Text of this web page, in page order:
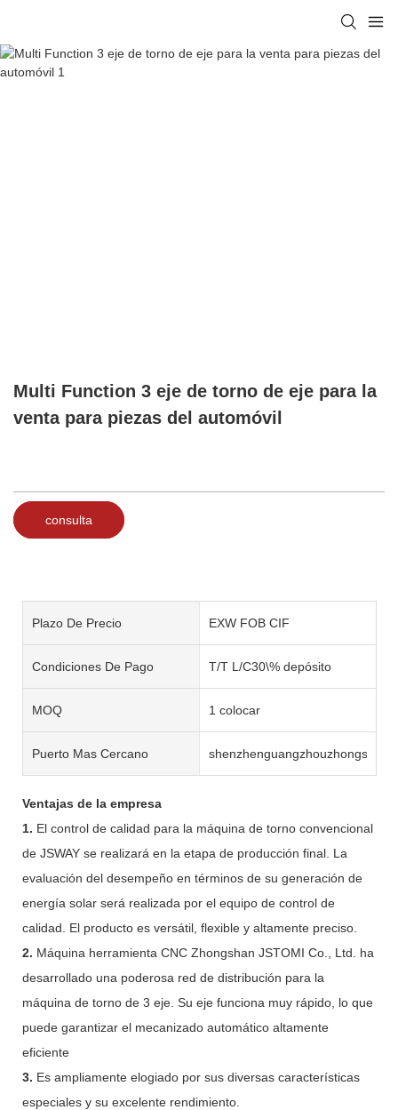
Multi Function 3 eje de torno de eje para la
venta para piezas del automóvil
consulta
Plazo De Precio EXW FOB CIF
Condiciones De Pago T/T L/C30\% depósito
MOQ 1 colocar
Puerto Mas Cercano shenzhenguangzhouzhongshan
Ventajas de la empresa
1. El control de calidad para la máquina de torno convencional
de JSWAY se realizará en la etapa de producción final. La
evaluación del desempeño en términos de su generación de
energía solar será realizada por el equipo de control de
calidad. El producto es versátil, flexible y altamente preciso.
2. Máquina herramienta CNC Zhongshan JSTOMI Co., Ltd. ha
desarrollado una poderosa red de distribución para la
máquina de torno de 3 eje. Su eje funciona muy rápido, lo que
puede garantizar el mecanizado automático altamente
eficiente
3. Es ampliamente elogiado por sus diversas características
especiales y su excelente rendimiento.